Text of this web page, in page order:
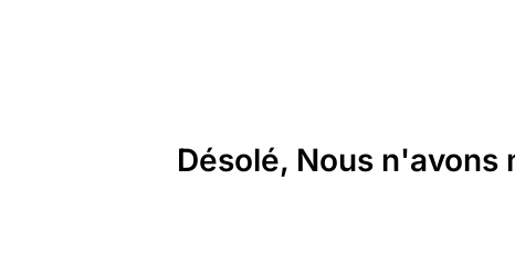
Désolé, Nous